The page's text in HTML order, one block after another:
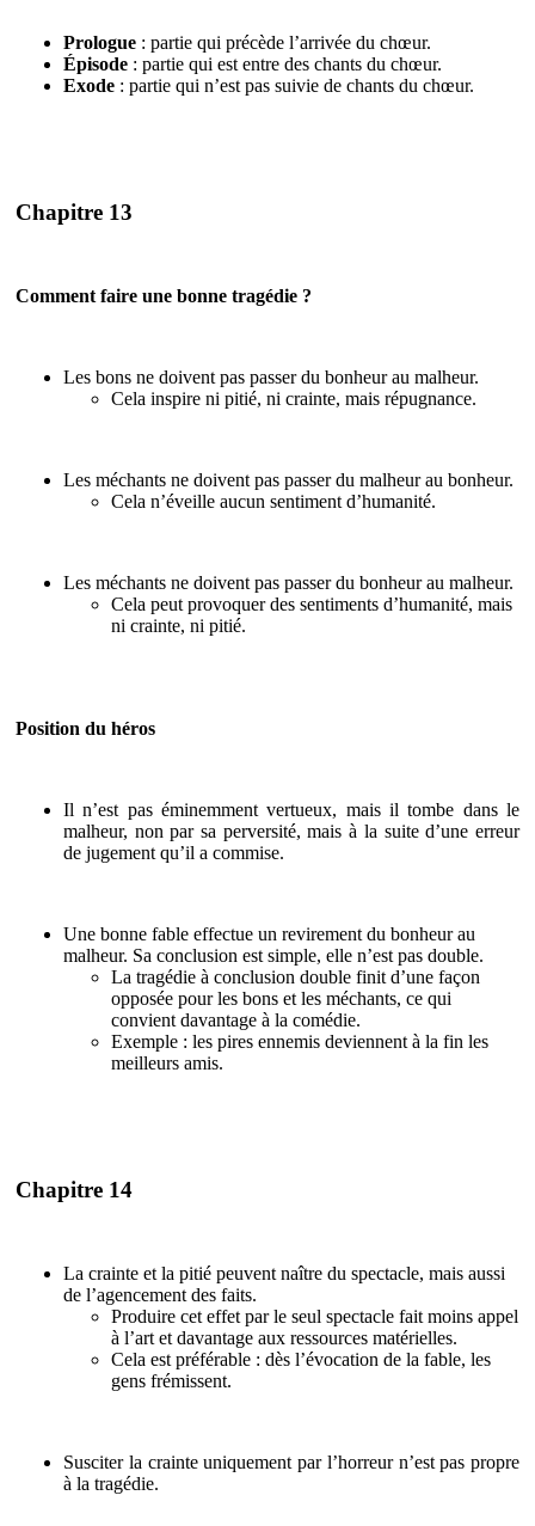
Prologue : partie qui précède l’arrivée du chœur.
Épisode : partie qui est entre des chants du chœur.
Exode : partie qui n’est pas suivie de chants du chœur.
Chapitre 13
Comment faire une bonne tragédie ?
Les bons ne doivent pas passer du bonheur au malheur.
Cela inspire ni pitié, ni crainte, mais répugnance.
Les méchants ne doivent pas passer du malheur au bonheur.
Cela n’éveille aucun sentiment d’humanité.
Les méchants ne doivent pas passer du bonheur au malheur.
Cela peut provoquer des sentiments d’humanité, mais
ni crainte, ni pitié.
Position du héros
Il n’est pas éminemment vertueux, mais il tombe dans le
malheur, non par sa perversité, mais à la suite d’une erreur
de jugement qu’il a commise.
Une bonne fable effectue un revirement du bonheur au
malheur. Sa conclusion est simple, elle n’est pas double.
La tragédie à conclusion double finit d’une façon
opposée pour les bons et les méchants, ce qui
convient davantage à la comédie.
Exemple : les pires ennemis deviennent à la fin les
meilleurs amis.
Chapitre 14
La crainte et la pitié peuvent naître du spectacle, mais aussi
de l’agencement des faits.
Produire cet effet par le seul spectacle fait moins appel
à l’art et davantage aux ressources matérielles.
Cela est préférable : dès l’évocation de la fable, les
gens frémissent.
Susciter la crainte uniquement par l’horreur n’est pas propre
à la tragédie.